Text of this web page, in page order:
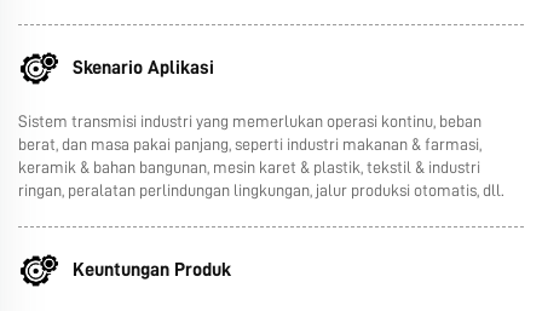
Skenario Aplikasi
Sistem transmisi industri yang memerlukan operasi kontinu, beban
berat, dan masa pakai panjang, seperti industri makanan & farmasi,
keramik & bahan bangunan, mesin karet & plastik, tekstil & industri
ringan, peralatan perlindungan lingkungan, jalur produksi otomatis, dll.
Keuntungan Produk